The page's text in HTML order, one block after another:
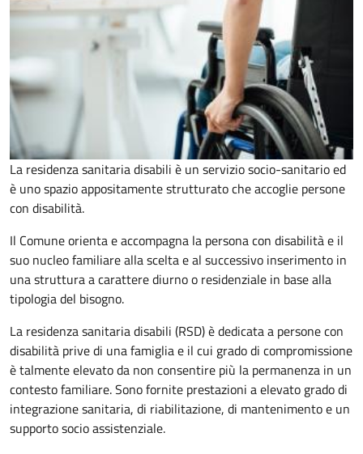
La residenza sanitaria disabili è un servizio socio-sanitario ed
è uno spazio appositamente strutturato che accoglie persone
con disabilità.
Il Comune orienta e accompagna la persona con disabilità e il
suo nucleo familiare alla scelta e al successivo inserimento in
una struttura a carattere diurno o residenziale in base alla
tipologia del bisogno.
La residenza sanitaria disabili (RSD) è dedicata a persone con
disabilità prive di una famiglia e il cui grado di compromissione
è talmente elevato da non consentire più la permanenza in un
contesto familiare. Sono fornite prestazioni a elevato grado di
integrazione sanitaria, di riabilitazione, di mantenimento e un
supporto socio assistenziale.